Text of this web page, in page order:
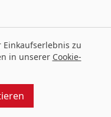
zu
in unserer Cookie-